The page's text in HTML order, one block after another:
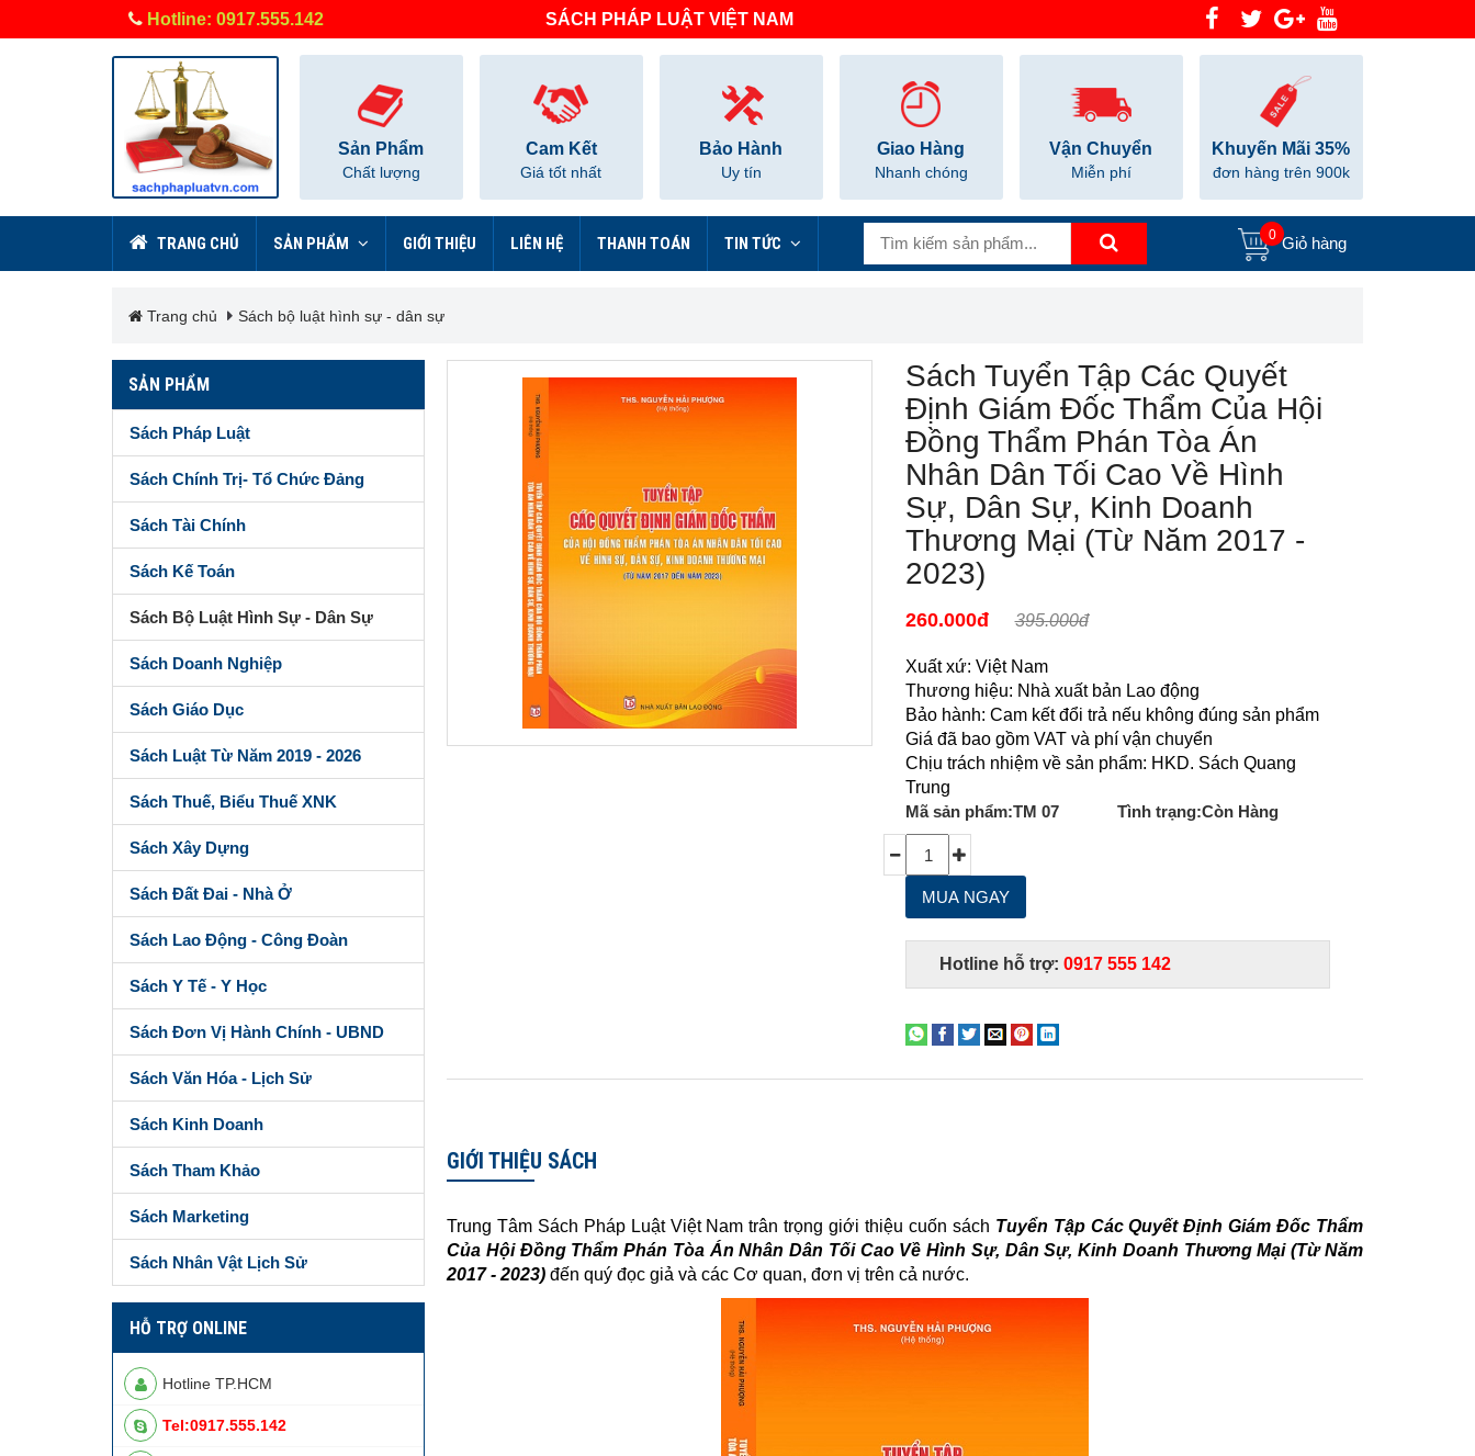
Hotline: 0917.555.142 SÁCH PHÁP LUẬT VIỆT NAM
Sản Phẩm
Chất lượng
Cam Kết
Giá tốt nhất
Bảo Hành
Uy tín
Giao Hàng
Nhanh chóng
Vận Chuyển
Miễn phí
Khuyến Mãi 35%
đơn hàng trên 900k
TRANG CHỦ SẢN PHẨM GIỚI THIỆU LIÊN HỆ THANH TOÁN TIN TỨC 0 Giỏ hàng
Trang chủ Sách bộ luật hình sự - dân sự
SẢN PHẨM
Sách Pháp Luật
Sách Chính Trị- Tổ Chức Đảng
Sách Tài Chính
Sách Kế Toán
Sách Bộ Luật Hình Sự - Dân Sự
Sách Doanh Nghiệp
Sách Giáo Dục
Sách Luật Từ Năm 2019 - 2026
Sách Thuế, Biểu Thuế XNK
Sách Xây Dựng
Sách Đất Đai - Nhà Ở
Sách Lao Động - Công Đoàn
Sách Y Tế - Y Học
Sách Đơn Vị Hành Chính - UBND
Sách Văn Hóa - Lịch Sử
Sách Kinh Doanh
Sách Tham Khảo
Sách Marketing
Sách Nhân Vật Lịch Sử
HỖ TRỢ ONLINE
Hotline TP.HCM
Tel:0917.555.142
Sách Tuyển Tập Các Quyết
Định Giám Đốc Thẩm Của Hội
Đồng Thẩm Phán Tòa Án
Nhân Dân Tối Cao Về Hình
Sự, Dân Sự, Kinh Doanh
Thương Mại (Từ Năm 2017 -
2023)
260.000đ 395.000đ
Xuất xứ: Việt Nam
Thương hiệu: Nhà xuất bản Lao động
Bảo hành: Cam kết đổi trả nếu không đúng sản phẩm
Giá đã bao gồm VAT và phí vận chuyển
Chịu trách nhiệm về sản phẩm: HKD. Sách Quang
Trung
Mã sản phẩm:TM 07 Tình trạng:Còn Hàng
Hotline hỗ trợ: 0917 555 142
GIỚI THIỆU SÁCH
Trung Tâm Sách Pháp Luật Việt Nam trân trọng giới thiệu cuốn sách Tuyển Tập Các Quyết Định Giám Đốc Thẩm
Của Hội Đồng Thẩm Phán Tòa Án Nhân Dân Tối Cao Về Hình Sự, Dân Sự, Kinh Doanh Thương Mại (Từ Năm
2017 - 2023) đến quý đọc giả và các Cơ quan, đơn vị trên cả nước.